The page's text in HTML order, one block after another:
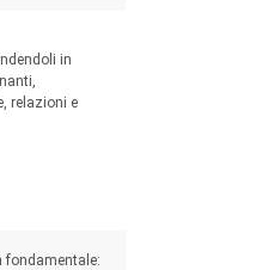
in
relazioni e
fondamentale: